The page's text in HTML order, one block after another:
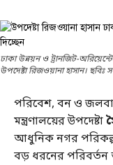
ঢাকা উন্নয়ন ও ট্রানজিট-
উপদেষ্টা রিজওয়ানা হাসান। ছবিঃ
পরিবেশ, বন ও
মন্ত্রণালয়ের উপদেষ্টা
আধুনিক নগর
বড় ধরনের পরিবর্তন